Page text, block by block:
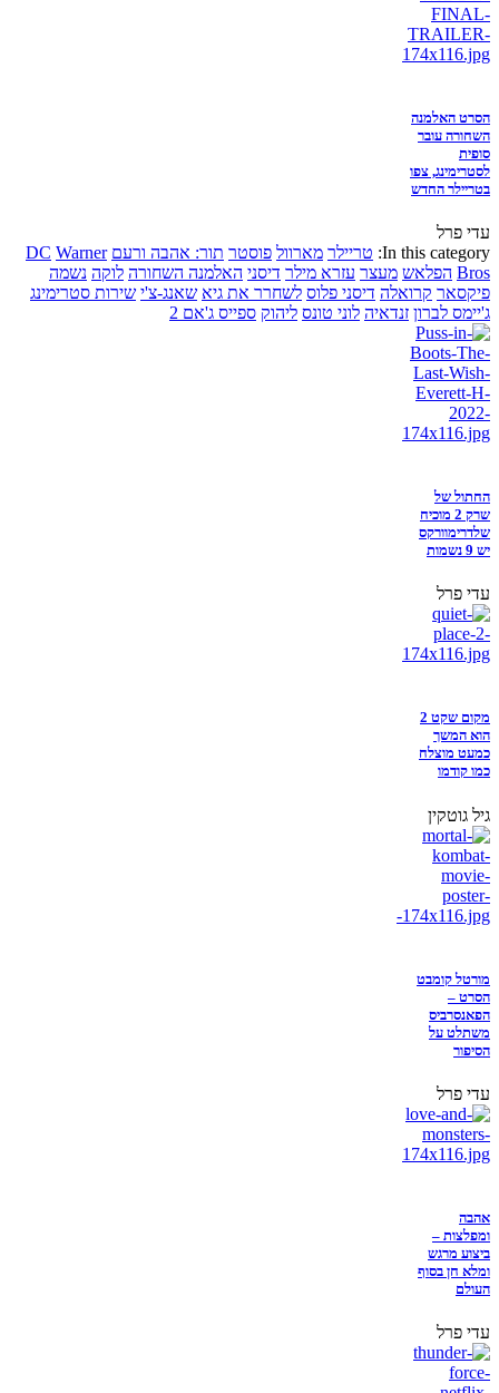
הסרט האלמנה
השחורה עובר
סופית
לסטרימינג, צפו
בטריילר החדש
עדי פרל
In this category: טריילר מארוול פוסטר תור: אהבה ורעם DC Warner
Bros הפלאש מעצר עזרא מילר דיסני האלמנה השחורה לוקה נשמה
פיקסאר קרואלה דיסני פלוס לשחרר את גיא שאנג-צ'י שירות סטרימינג
ג'יימס לברון זנדאיה לוני טונס ליהוק ספייס ג'אם 2
החתול של
שרק 2 מוכיח
שלדרימוורקס
יש 9 נשמות
עדי פרל
מקום שקט 2
הוא המשך
כמעט מוצלח
כמו קודמו
גיל גוטקין
מורטל קומבט
הסרט –
הפאנסרביס
משתלט על
הסיפור
עדי פרל
אהבה
ומפלצות –
ביצוע מרגש
ומלא חן בסוף
העולם
עדי פרל